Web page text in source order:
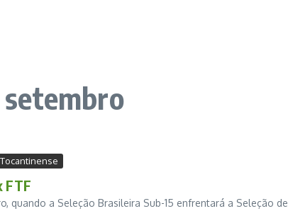
setembro
Tocantinense
FTF
quando a Seleção Brasileira Sub-15 enfrentará a Seleção de